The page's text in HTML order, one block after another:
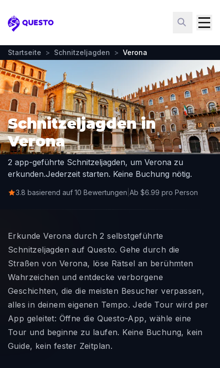
Questo
Startseite > Schnitzeljagden > Verona
Schnitzeljagden in
Verona
2 app-geführte Schnitzeljagden, um Verona zu
erkunden.Jederzeit starten. Keine Buchung nötig.
3.8 basierend auf 10 Bewertungen Ab $6.99 pro Person
Erkunde Verona durch 2 selbstgeführte
Schnitzeljagden auf Questo. Gehe durch die
Straßen von Verona, löse Rätsel an berühmten
Wahrzeichen und entdecke verborgene
Geschichten, die die meisten Besucher verpassen,
alles in deinem eigenen Tempo. Jede Tour wird per
App geleitet: Öffne die Questo-App, wähle eine
Tour und beginne zu laufen. Keine Buchung, kein
Guide, kein fester Zeitplan.